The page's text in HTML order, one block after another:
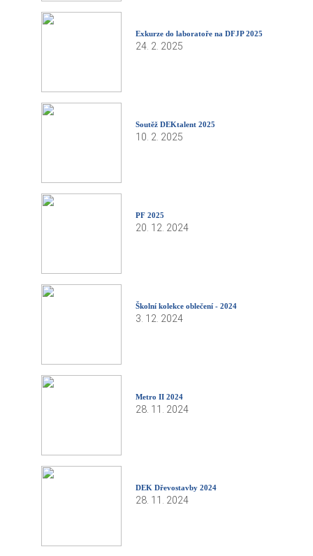
Exkurze do laboratoře na DFJP 2025
24. 2. 2025
Soutěž DEKtalent 2025
10. 2. 2025
PF 2025
20. 12. 2024
Školní kolekce oblečení - 2024
3. 12. 2024
Metro II 2024
28. 11. 2024
DEK Dřevostavby 2024
28. 11. 2024